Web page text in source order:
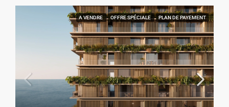
A VENDRE OFFRE SPÉCIALE PLAN DE PAYEMENT